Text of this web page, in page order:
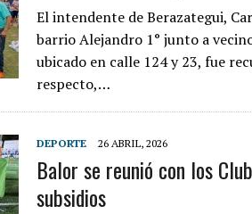
El intendente de Berazategui,
barrio Alejandro 1° junto a
ubicado en calle 124 y 23, fue
respecto,…
DEPORTE 26 ABRIL, 2026
Balor se reunió con los
subsidios